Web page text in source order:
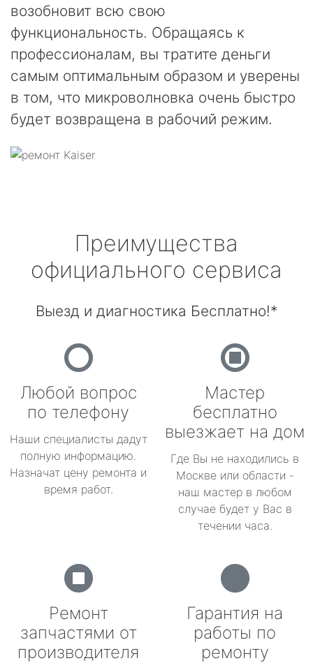
возобновит всю свою
функциональность. Обращаясь к
профессионалам, вы тратите деньги
самым оптимальным образом и уверены
в том, что микроволновка очень быстро
будет возвращена в рабочий режим.
Преимущества
официального сервиса
Выезд и диагностика Бесплатно!*
Любой вопрос
по телефону
Наши специалисты дадут
полную информацию.
Назначат цену ремонта и
время работ.
Мастер
бесплатно
выезжает на дом
Где Вы не находились в
Москве или области -
наш мастер в любом
случае будет у Вас в
течении часа.
Ремонт
запчастями от
производителя
Гарантия на
работы по
ремонту